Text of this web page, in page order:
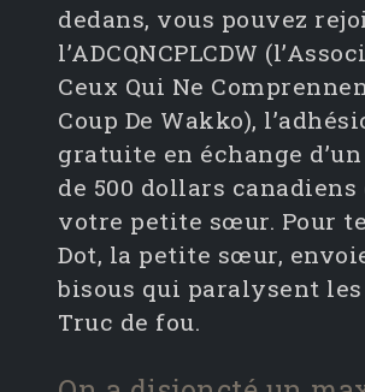
dedans, vous pouvez
l’ADCQNCPLCDW
Ceux Qui Ne
Coup De Wakko),
gratuite en échange
de 500 dollars canadiens
votre petite sœur. Pour
Dot, la petite sœur,
bisous qui paralysent
Truc de fou.